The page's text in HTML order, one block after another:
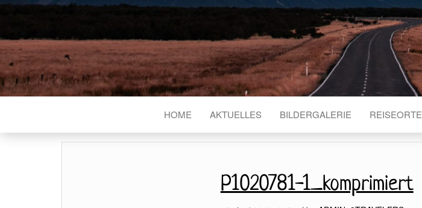
HOME AKTUELLES BILDERGALERIE REISEORTE
P1020781-1_komprimiert